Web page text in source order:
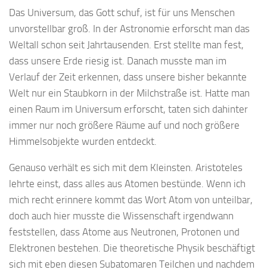
Das Universum, das Gott schuf, ist für uns Menschen
unvorstellbar groß. In der Astronomie erforscht man das
Weltall schon seit Jahrtausenden. Erst stellte man fest,
dass unsere Erde riesig ist. Danach musste man im
Verlauf der Zeit erkennen, dass unsere bisher bekannte
Welt nur ein Staubkorn in der Milchstraße ist. Hatte man
einen Raum im Universum erforscht, taten sich dahinter
immer nur noch größere Räume auf und noch größere
Himmelsobjekte wurden entdeckt.
Genauso verhält es sich mit dem Kleinsten. Aristoteles
lehrte einst, dass alles aus Atomen bestünde. Wenn ich
mich recht erinnere kommt das Wort Atom von unteilbar,
doch auch hier musste die Wissenschaft irgendwann
feststellen, dass Atome aus Neutronen, Protonen und
Elektronen bestehen. Die theoretische Physik beschäftigt
sich mit eben diesen Subatomaren Teilchen und nachdem